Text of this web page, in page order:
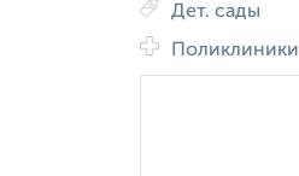
Дет. сады
Поликлиники